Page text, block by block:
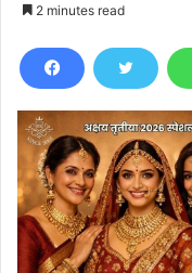
d
e
m
a
i
l
2 minutes read